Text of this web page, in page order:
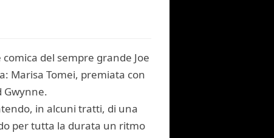
del sempre grande Joe
Marisa Tomei, premiata con
Gwynne.
in alcuni tratti, di una
per tutta la durata un ritmo